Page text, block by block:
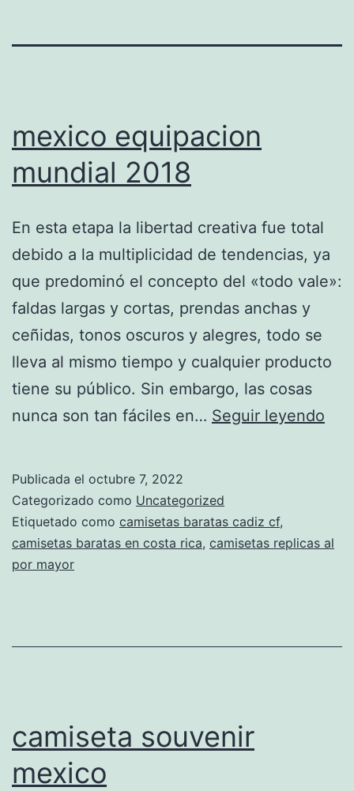
mexico equipacion
mundial 2018
En esta etapa la libertad creativa fue total
debido a la multiplicidad de tendencias, ya
que predominó el concepto del «todo vale»:
faldas largas y cortas, prendas anchas y
ceñidas, tonos oscuros y alegres, todo se
lleva al mismo tiempo y cualquier producto
tiene su público. Sin embargo, las cosas
nunca son tan fáciles en… Seguir leyendo
Publicada el octubre 7, 2022
Categorizado como Uncategorized
Etiquetado como camisetas baratas cadiz cf,
camisetas baratas en costa rica, camisetas replicas al
por mayor
camiseta souvenir
mexico